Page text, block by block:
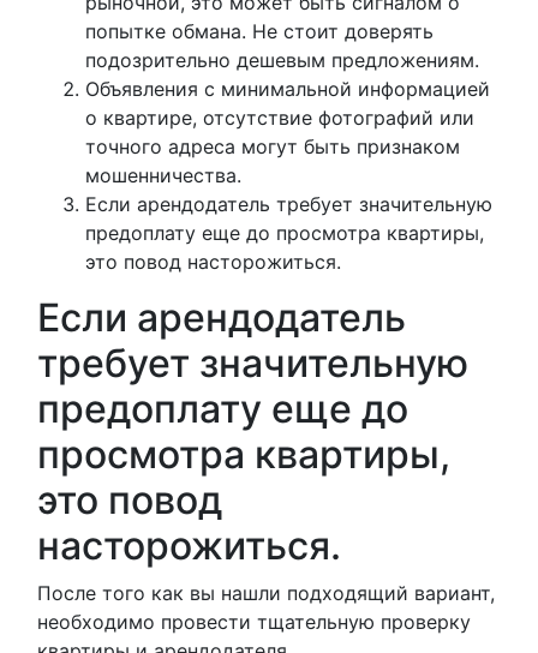
попытке обмана. Не стоит доверять
подозрительно дешевым предложениям.
Объявления с минимальной информацией
о квартире, отсутствие фотографий или
точного адреса могут быть признаком
мошенничества.
Если арендодатель требует значительную
предоплату еще до просмотра квартиры,
это повод насторожиться.
Если арендодатель
требует значительную
предоплату еще до
просмотра квартиры,
это повод
насторожиться.
После того как вы нашли подходящий вариант,
необходимо провести тщательную проверку